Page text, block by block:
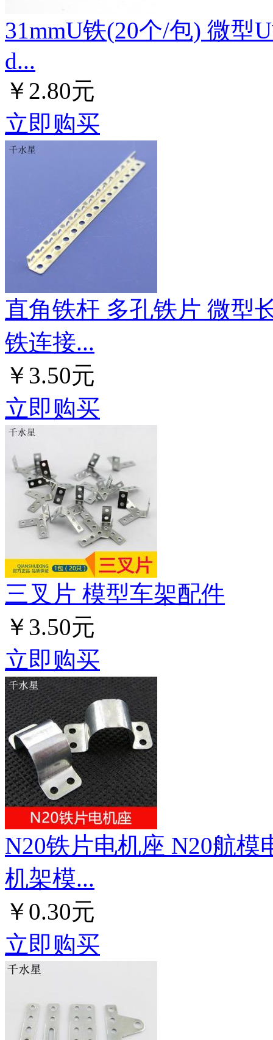
31mmU铁(20个/包) 微型
d...
￥2.80元
立即购买
直角铁杆 多孔铁片 微型
铁连接...
￥3.50元
立即购买
三叉片 模型车架配件
￥3.50元
立即购买
N20铁片电机座 N20航
机架模...
￥0.30元
立即购买